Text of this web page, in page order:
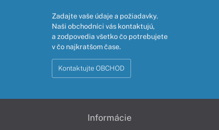
Zadajte vaše údaje a požiadavky.
Naši obchodníci vás kontaktujú,
a zodpovedia všetko čo potrebujete
v čo najkratšom čase.
Kontaktujte OBCHOD
Informácie